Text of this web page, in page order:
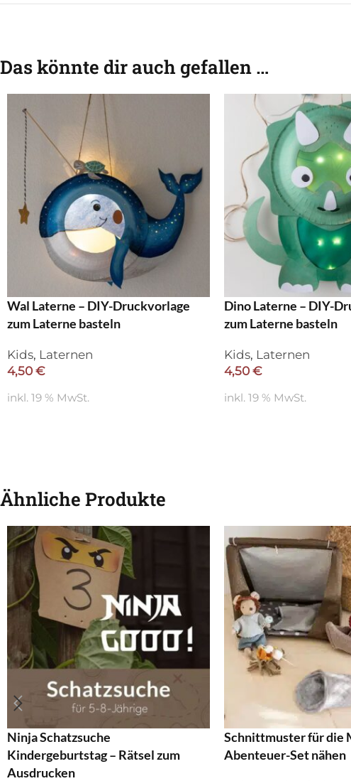
Das könnte dir auch gefallen …
Wal Laterne – DIY-Druckvorlage
zum Laterne basteln
Kids, Laternen
4,50 €
inkl. 19 % MwSt.
Dino Laterne – DIY-
zum Laterne basteln
Kids, Laternen
4,50 €
inkl. 19 % MwSt.
Ähnliche Produkte
Ninja Schatzsuche
Kindergeburtstag – Rätsel zum
Ausdrucken
Schnittmuster für die
Abenteuer-Set nähen